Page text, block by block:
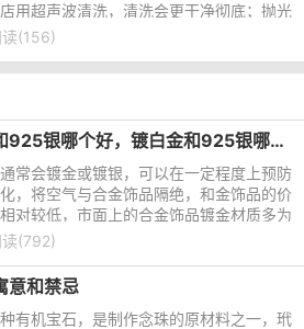
用超声波清洗，清洗会更干净彻底；抛光
黄的手镯打磨抛光后，发黄处会消失，再
读(156)
铜镀金和925银哪个好，镀白金和925银哪个好
常会镀金或镀银，可以在一定程度上预防
，将空气与合金饰品隔绝，和金饰品的价
对较低，市面上的合金饰品镀金材质多为
银。那么，铜镀金和925银哪个好，镀白
读(792)
意和禁忌
有机宝石，是制作念珠的原材料之一，玳